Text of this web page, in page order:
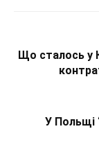
Що сталось у
У Польщі